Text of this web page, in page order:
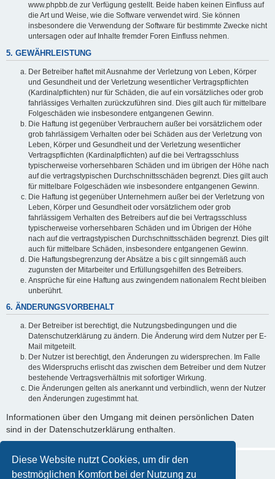
Diese Website nutzt Cookies, um dir den
bestmöglichen Komfort bei der Nutzung zu
www.phpbb.de zur Verfügung gestellt. Beide haben keinen Einfluss auf
die Art und Weise, wie die Software verwendet wird. Sie können
insbesondere die Verwendung der Software für bestimmte Zwecke nicht
untersagen oder auf Inhalte fremder Foren Einfluss nehmen.
5. GEWÄHRLEISTUNG
Der Betreiber haftet mit Ausnahme der Verletzung von Leben, Körper
und Gesundheit und der Verletzung wesentlicher Vertragspflichten
(Kardinalpflichten) nur für Schäden, die auf ein vorsätzliches oder grob
fahrlässiges Verhalten zurückzuführen sind. Dies gilt auch für mittelbare
Folgeschäden wie insbesondere entgangenen Gewinn.
Die Haftung ist gegenüber Verbrauchern außer bei vorsätzlichem oder
grob fahrlässigem Verhalten oder bei Schäden aus der Verletzung von
Leben, Körper und Gesundheit und der Verletzung wesentlicher
Vertragspflichten (Kardinalpflichten) auf die bei Vertragsschluss
typischerweise vorhersehbaren Schäden und im übrigen der Höhe nach
auf die vertragstypischen Durchschnittsschäden begrenzt. Dies gilt auch
für mittelbare Folgeschäden wie insbesondere entgangenen Gewinn.
Die Haftung ist gegenüber Unternehmern außer bei der Verletzung von
Leben, Körper und Gesundheit oder vorsätzlichem oder grob
fahrlässigem Verhalten des Betreibers auf die bei Vertragsschluss
typischerweise vorhersehbaren Schäden und im Übrigen der Höhe
nach auf die vertragstypischen Durchschnittsschäden begrenzt. Dies gilt
auch für mittelbare Schäden, insbesondere entgangenen Gewinn.
Die Haftungsbegrenzung der Absätze a bis c gilt sinngemäß auch
zugunsten der Mitarbeiter und Erfüllungsgehilfen des Betreibers.
Ansprüche für eine Haftung aus zwingendem nationalem Recht bleiben
unberührt.
6. ÄNDERUNGSVORBEHALT
Der Betreiber ist berechtigt, die Nutzungsbedingungen und die
Datenschutzerklärung zu ändern. Die Änderung wird dem Nutzer per E-
Mail mitgeteilt.
Der Nutzer ist berechtigt, den Änderungen zu widersprechen. Im Falle
des Widerspruchs erlischt das zwischen dem Betreiber und dem Nutzer
bestehende Vertragsverhältnis mit sofortiger Wirkung.
Die Änderungen gelten als anerkannt und verbindlich, wenn der Nutzer
den Änderungen zugestimmt hat.
Informationen über den Umgang mit deinen persönlichen Daten
sind in der Datenschutzerklärung enthalten.